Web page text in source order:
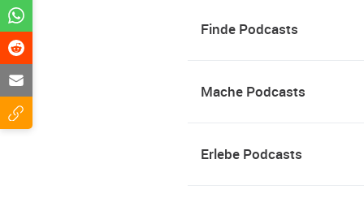
Finde Podcasts
Mache Podcasts
Erlebe Podcasts